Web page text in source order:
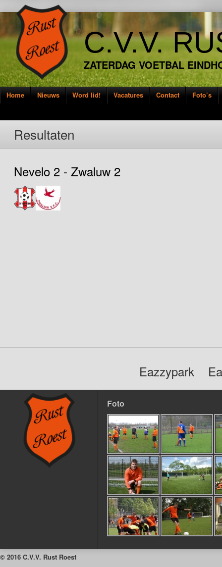
C.V.V.
ZATERDAG VOETBAL
Home Nieuws Word lid! Vacatures Contact Foto’s
Resultaten
Nevelo 2 - Zwaluw 2
Eazzypark
Foto
© 2016 C.V.V. Rust Roest